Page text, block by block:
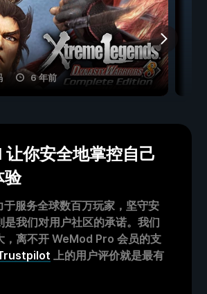
6 年前
你安全地掌控自己
验
服务全球数百万玩家，坚守安
是我们对用户社区的承诺。我们
，离不开 WeMod Pro 会员的支
上的用户评价就是最有